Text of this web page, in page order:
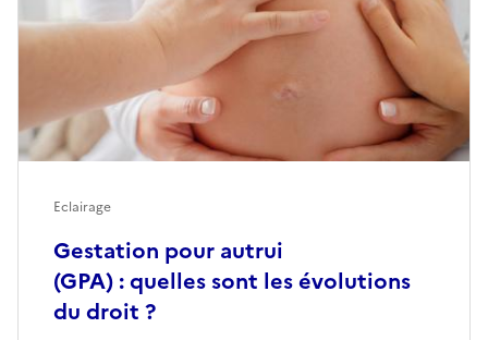
Gestation pour autrui
(GPA) : quelles sont les évolutions
du droit ?
Eclairage